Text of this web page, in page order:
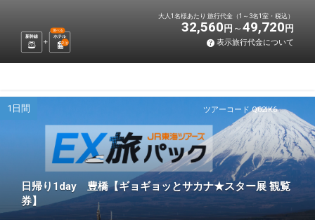
新幹線 ホテル
選べる
2泊
大人1名様あたり 旅行代金（1～3名1室・税込）
32,560 円 49,720 円
表示旅行代金について
ツアーコード Q02IK6
1日間
日帰り1day 豊橋【ギョギョッとサカナ★スター展 観覧
券】